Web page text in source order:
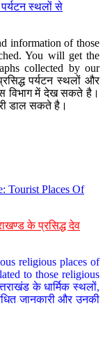
स्थलों से
information of those
You will get the
collected by our
पर्यटन स्थलों और
विभाग में देख सकते है।
डाल सकते है।
Tourist Places Of
के प्रसिद्ध देव
religious places of
to those religious
के धार्मिक स्थलों,
जानकारी और उनकी